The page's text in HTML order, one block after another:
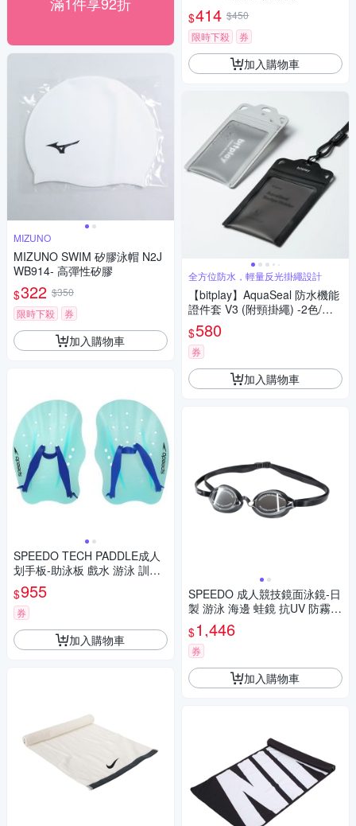
MIZUNO
MIZUNO SWIM 矽膠泳帽 N2J
WB914- 高彈性矽膠
$322 $350
限時下殺
券
加入購物車
SPEEDO TECH PADDLE成人
划手板-助泳板 戲水 游泳 訓練
SD87331216243 依賣場
$955
券
加入購物車
$414 $450
限時下殺
券
加入購物車
全方位防水，輕量反光掛繩設計
【bitplay】AquaSeal 防水機能
證件套 V3 (附頸掛繩) -2色/迷
霧灰/迷霧黑/輕量/便攜/員工證/
識別證/悠遊卡
$580
券
加入購物車
SPEEDO 成人競技鏡面泳鏡-日
製 游泳 海邊 蛙鏡 抗UV 防霧
訓練 SD8108973515N 黑銀
$1,446
券
加入購物車